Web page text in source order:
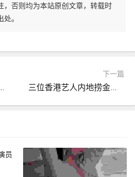
，否则均为本站原创文章，转载时
。
个实在人
下一篇
三位香港艺人内地捞金梦碎演唱会取消黑历史曝光全面遭